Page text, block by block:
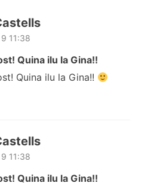
11:38
Quina ilu la Gina!!
Quina ilu la Gina!!
11:38
Quina ilu la Gina!!